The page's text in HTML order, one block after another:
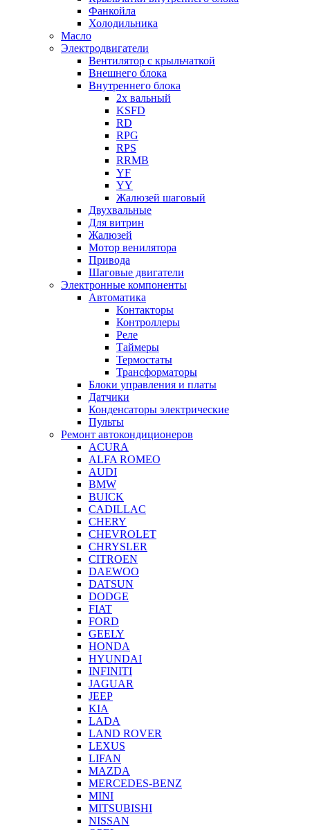
Фанкойла
Холодильника
Масло
Электродвигатели
Вентилятор с крыльчаткой
Внешнего блока
Внутреннего блока
2х вальный
KSFD
RD
RPG
RPS
RRMB
YF
YY
Жалюзей шаговый
Двухвальные
Для витрин
Жалюзей
Мотор венилятора
Привода
Шаговые двигатели
Электронные компоненты
Автоматика
Контакторы
Контроллеры
Реле
Таймеры
Термостаты
Трансформаторы
Блоки управления и платы
Датчики
Конденсаторы электрические
Пульты
Ремонт автокондиционеров
ACURA
ALFA ROMEO
AUDI
BMW
BUICK
CADILLAC
CHERY
CHEVROLET
CHRYSLER
CITROEN
DAEWOO
DATSUN
DODGE
FIAT
FORD
GEELY
HONDA
HYUNDAI
INFINITI
JAGUAR
JEEP
KIA
LADA
LAND ROVER
LEXUS
LIFAN
MAZDA
MERCEDES-BENZ
MINI
MITSUBISHI
NISSAN